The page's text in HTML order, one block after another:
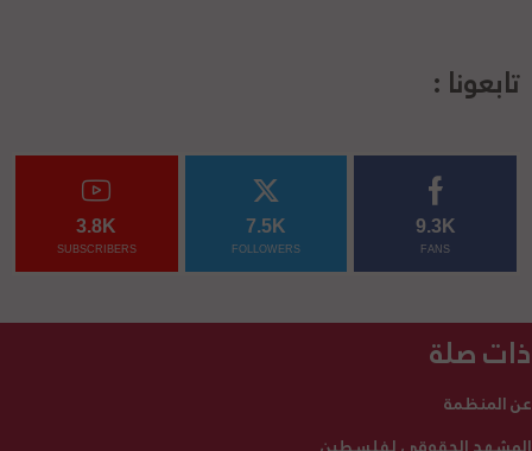
تابعونا :
9.3K
FANS
7.5K
FOLLOWERS
3.8K
SUBSCRIBERS
ذات صلة
عن المنظمة